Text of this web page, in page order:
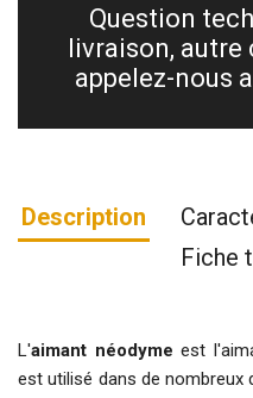
Question
livraison,
appelez-nous
Description
Fiche
L'aimant néodyme est
est utilisé dans de